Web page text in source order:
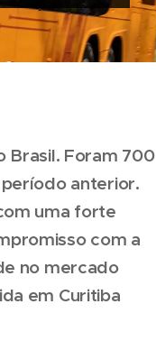
Brasil. Foram 700
anterior.
uma forte
com a
no mercado
em Curitiba